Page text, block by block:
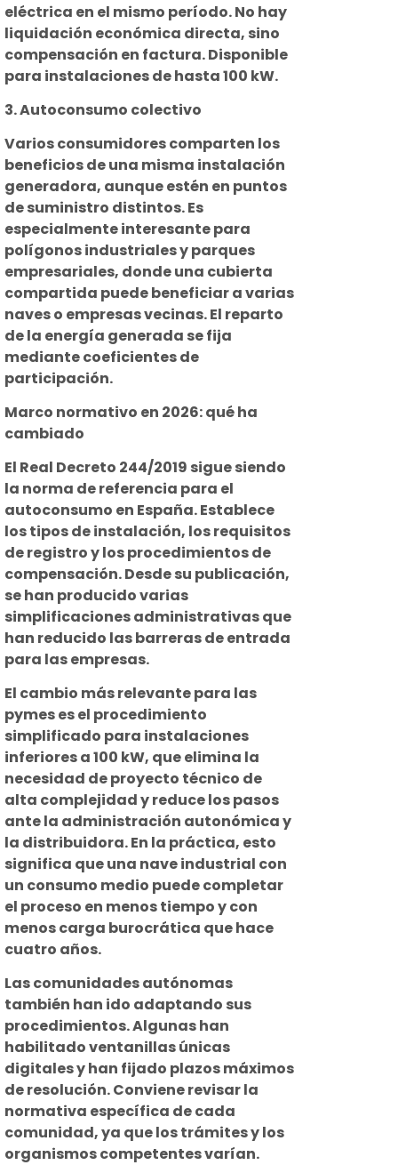
eléctrica en el mismo período. No hay
liquidación económica directa, sino
compensación en factura. Disponible
para instalaciones de hasta 100 kW.
3. Autoconsumo colectivo
Varios consumidores comparten los
beneficios de una misma instalación
generadora, aunque estén en puntos
de suministro distintos. Es
especialmente interesante para
polígonos industriales y parques
empresariales, donde una cubierta
compartida puede beneficiar a varias
naves o empresas vecinas. El reparto
de la energía generada se fija
mediante coeficientes de
participación.
Marco normativo en 2026: qué ha
cambiado
El Real Decreto 244/2019 sigue siendo
la norma de referencia para el
autoconsumo en España. Establece
los tipos de instalación, los requisitos
de registro y los procedimientos de
compensación. Desde su publicación,
se han producido varias
simplificaciones administrativas que
han reducido las barreras de entrada
para las empresas.
El cambio más relevante para las
pymes es el procedimiento
simplificado para instalaciones
inferiores a 100 kW, que elimina la
necesidad de proyecto técnico de
alta complejidad y reduce los pasos
ante la administración autonómica y
la distribuidora. En la práctica, esto
significa que una nave industrial con
un consumo medio puede completar
el proceso en menos tiempo y con
menos carga burocrática que hace
cuatro años.
Las comunidades autónomas
también han ido adaptando sus
procedimientos. Algunas han
habilitado ventanillas únicas
digitales y han fijado plazos máximos
de resolución. Conviene revisar la
normativa específica de cada
comunidad, ya que los trámites y los
organismos competentes varían.